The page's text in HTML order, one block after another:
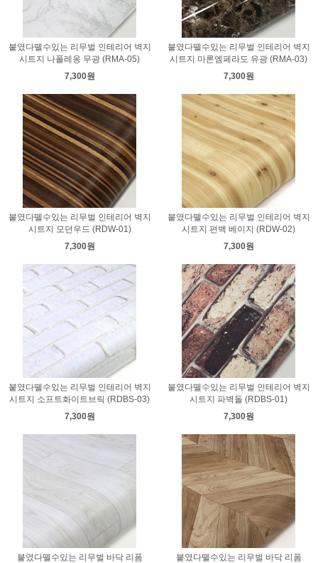
붙였다뗄수있는 리무벌 인테리어 벽지
시트지 나폴레옹 무광 (RMA-05)
7,300원
붙였다뗄수있는 리무벌 인테리어 벽지
시트지 마론엠페라도 유광 (RMA-03)
7,300원
붙였다뗄수있는 리무벌 인테리어 벽지
시트지 모던우드 (RDW-01)
7,300원
붙였다뗄수있는 리무벌 인테리어 벽지
시트지 편백 베이지 (RDW-02)
7,300원
붙였다뗄수있는 리무벌 인테리어 벽지
시트지 소프트화이트브릭 (RDBS-03)
7,300원
붙였다뗄수있는 리무벌 인테리어 벽지
시트지 파벽돌 (RDBS-01)
7,300원
붙였다뗄수있는 리무벌 바닥 리폼
붙였다뗄수있는 리무벌 바닥 리폼